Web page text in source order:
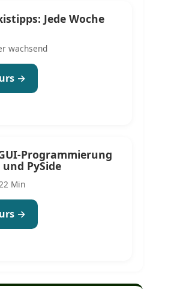
Jede Woche
wachsend
→
Programmierung
PySide
Min
→